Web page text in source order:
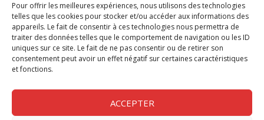
Pour offrir les meilleures expériences, nous utilisons des technologies
telles que les cookies pour stocker et/ou accéder aux informations des
appareils. Le fait de consentir à ces technologies nous permettra de
traiter des données telles que le comportement de navigation ou les ID
uniques sur ce site. Le fait de ne pas consentir ou de retirer son
consentement peut avoir un effet négatif sur certaines caractéristiques
et fonctions.
ACCEPTER
Innovations et numérique
Musique et opéra
Photographie
Théâtre